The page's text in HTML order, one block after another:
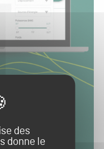
des
donne le